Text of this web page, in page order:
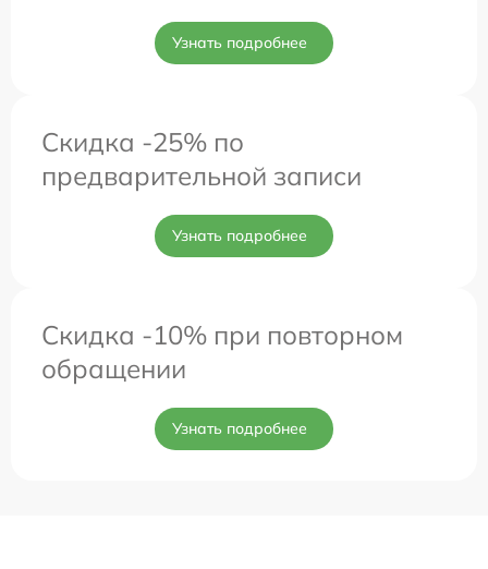
Узнать подробнее
Скидка -25% по
предварительной записи
Узнать подробнее
Скидка -10% при повторном
обращении
Узнать подробнее